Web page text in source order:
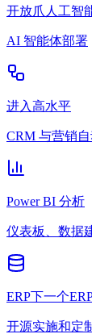
开放爪人工智
AI 智能体部署
进入高水平
CRM 与营销
Power BI 分析
仪表板、数据
ERP下一个
开源实施和定